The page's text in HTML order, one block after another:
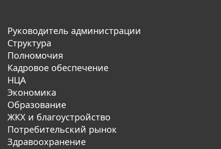
Руководитель администрации
Структура
Полномочия
Кадровое обеспечение
НЦА
Экономика
Образование
ЖКХ и благоустройство
Потребительский рынок
Здравоохранение